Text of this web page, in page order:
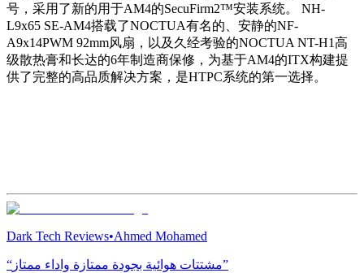
号，采用了新的用于AM4的SecuFirm2™安装系统。 NH-
L9x65 SE-AM4搭载了NOCTUA有名的、安静的NF-
A9x14PWM 92mm风扇，以及久经考验的NOCTUA NT-H1高
级散热膏和长达的6年制造商保修，为基于AM4的ITX构建提
供了完整的高品质解决方案，是HTPC系统的第一选择。
Dark Tech Reviews•Ahmed Mohamed
“مشتتات هوائية بجودة ممتازة واداء ممتاز”